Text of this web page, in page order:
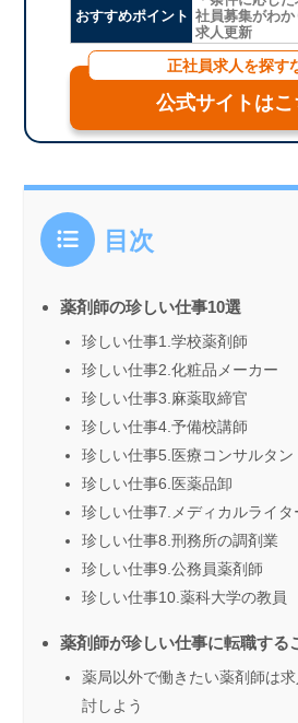
おすすめポイント 社員募集がわ
求人更新
正社員求人を探す
公式サイトはこ
目次
薬剤師の珍しい仕事10選
珍しい仕事1.学校薬剤師
珍しい仕事2.化粧品メーカー
珍しい仕事3.麻薬取締官
珍しい仕事4.予備校講師
珍しい仕事5.医療コンサルタン
珍しい仕事6.医薬品卸
珍しい仕事7.メディカルライタ
珍しい仕事8.刑務所の調剤業
珍しい仕事9.公務員薬剤師
珍しい仕事10.薬科大学の教員
薬剤師が珍しい仕事に転職する
薬局以外で働きたい薬剤師は
討しよう